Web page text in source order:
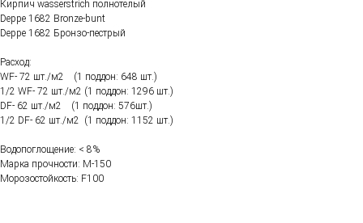
Кирпич wasserstrich полнотелый
Deppe 1682 Bronze-bunt
Deppe 1682 Бронзо-пестрый
Расход:
WF- 72 шт./м2 (1 поддон: 648 шт.)
1/2 WF- 72 шт./м2 (1 поддон: 1296 шт.)
DF- 62 шт./м2 (1 поддон: 576шт.)
1/2 DF- 62 шт./м2 (1 поддон: 1152 шт.)
Водопоглощение: < 8%
Марка прочности: М-150
Морозостойкость: F100